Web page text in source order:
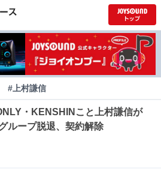
#上村謙信
・KENSHINこと上村謙信が
ループ脱退、契約解除